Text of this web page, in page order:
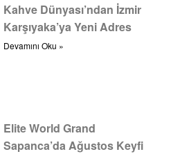
Kahve Dünyası’ndan İzmir
Karşıyaka’ya Yeni Adres
Devamını Oku »
Elite World Grand
Sapanca’da Ağustos Keyfi